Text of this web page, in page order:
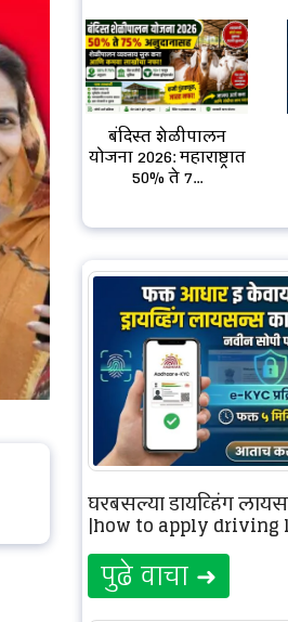
बंदिस्त शेळीपालन
योजना 2026: महाराष्ट्रात
50% ते 7...
घरबसल्या ड्रायव्हिंग
|how to apply driving
पुढे वाचा ➜